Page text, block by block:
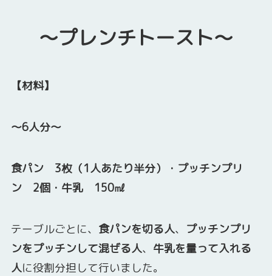
～プレンチトースト～
【材料】
～6人分～
食パン 3枚（1人あたり半分）・プッチンプリ
ン 2個・牛乳 150㎖
テーブルごとに、 食パンを切る人、 プッチンプリ
ンをプッチンして混ぜる人、 牛乳を量って入れる
人に役割分担して行いました。